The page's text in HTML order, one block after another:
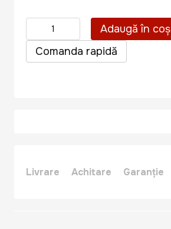
Adaugă în coș
Comanda rapidă
Livrare Achitare Garanție